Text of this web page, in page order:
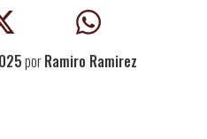
porRamiro Ramirez